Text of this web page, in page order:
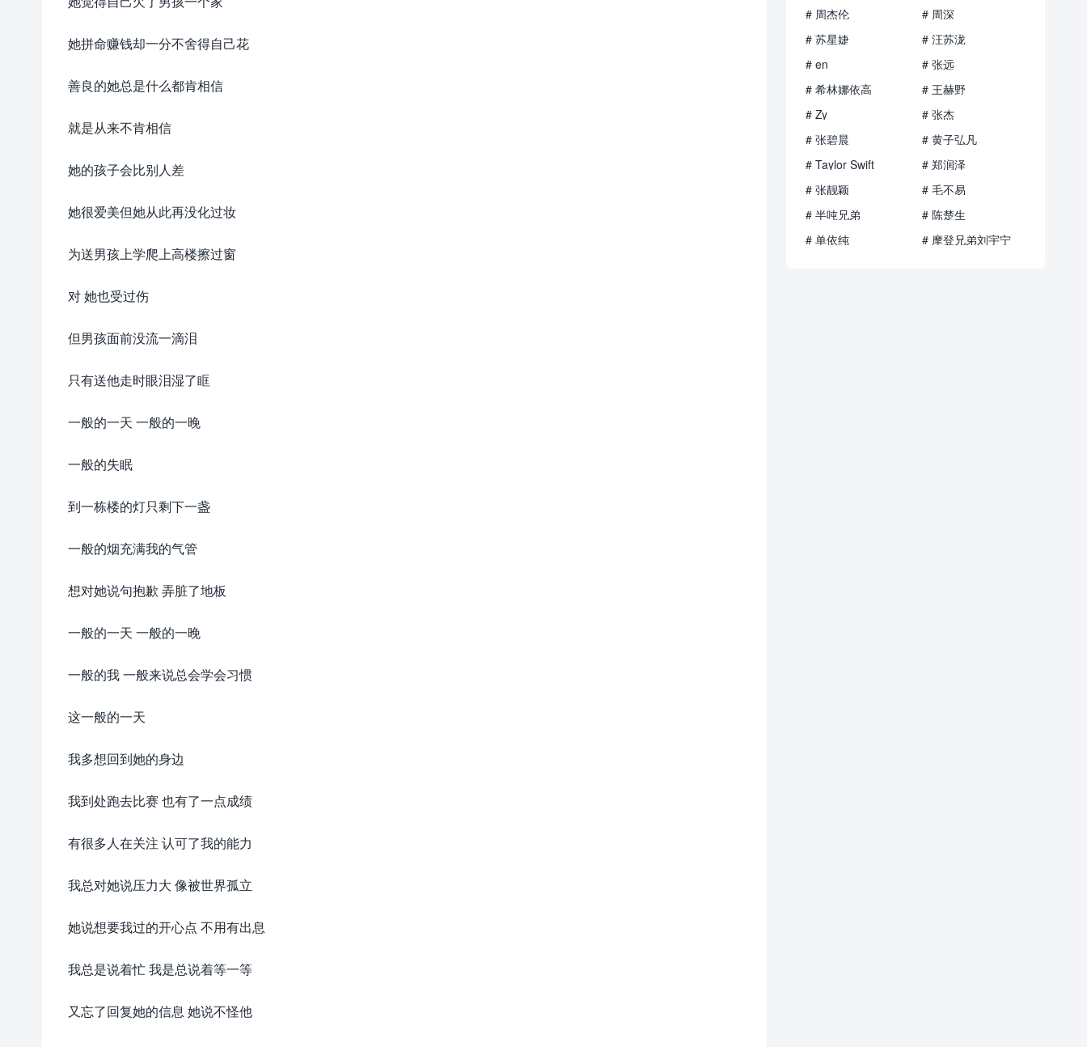
她拼命赚钱却一分不舍得自己花
善良的她总是什么都肯相信
就是从来不肯相信
她的孩子会比别人差
她很爱美但她从此再没化过妆
为送男孩上学爬上高楼擦过窗
对 她也受过伤
但男孩面前没流一滴泪
只有送他走时眼泪湿了眶
一般的一天 一般的一晚
一般的失眠
到一栋楼的灯只剩下一盏
一般的烟充满我的气管
想对她说句抱歉 弄脏了地板
一般的一天 一般的一晚
一般的我 一般来说总会学会习惯
这一般的一天
我多想回到她的身边
我到处跑去比赛 也有了一点成绩
有很多人在关注 认可了我的能力
我总对她说压力大 像被世界孤立
她说想要我过的开心点 不用有出息
我总是说着忙 我是总说着等一等
又忘了回复她的信息 她说不怪他
# 周杰伦
# 周深
# 苏星婕
# 汪苏泷
# en
# 张远
# 希林娜依高
# 王赫野
# Zy
# 张杰
# 张碧晨
# 黄子弘凡
# Taylor Swift
# 郑润泽
# 张靓颖
# 毛不易
# 半吨兄弟
# 陈楚生
# 单依纯
# 摩登兄弟刘宇宁